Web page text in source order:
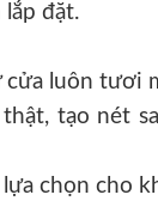
đặt.
cửa luôn tươi
tạo nét
chọn cho